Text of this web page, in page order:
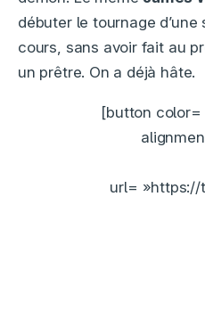
débuter le tournage
cours, sans avoir fait au
un prêtre. On a déjà hâte.
[button
url= »https://